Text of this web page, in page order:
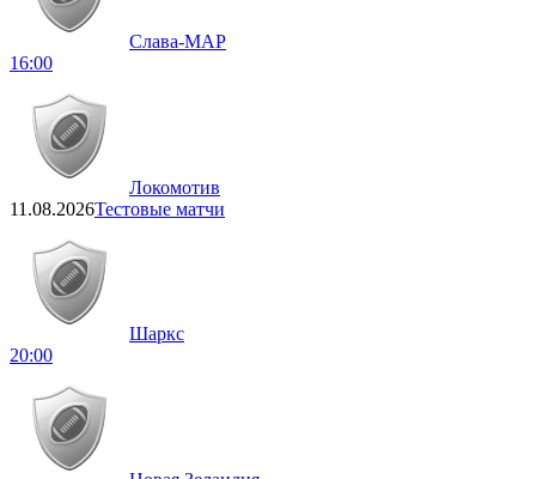
Слава-МАР
16:00
Локомотив
11.08.2026Тестовые матчи
Шаркс
20:00